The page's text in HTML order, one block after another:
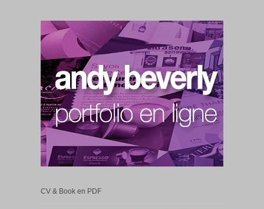
CV & Book en PDF